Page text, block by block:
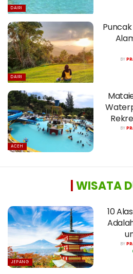
DAIRI
DAIRI
BY
ACEH
BY
WISATA
JEPANG
10
BY